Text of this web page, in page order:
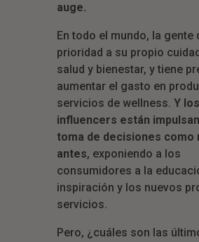
auge.
En todo el mundo, la gente
prioridad a su propio
salud y bienestar, y tiene
aumentar el gasto en
servicios de wellness. Y los
influencers están
toma de decisiones como
antes, exponiendo a los
consumidores a la
inspiración y los nuevos
servicios.
Pero, ¿cuáles son las